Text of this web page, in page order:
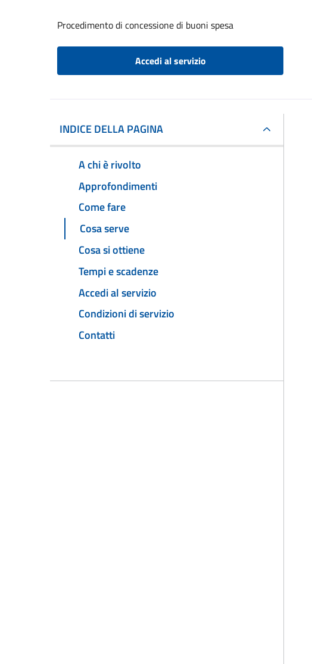
Procedimento di concessione di buoni spesa
Accedi al servizio
INDICE DELLA PAGINA
A chi è rivolto
Approfondimenti
Come fare
Cosa serve
Cosa si ottiene
Tempi e scadenze
Accedi al servizio
Condizioni di servizio
Contatti